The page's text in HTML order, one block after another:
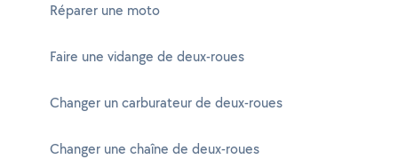
Réparer une moto
Faire une vidange de deux-roues
Changer un carburateur de deux-roues
Changer une chaîne de deux-roues